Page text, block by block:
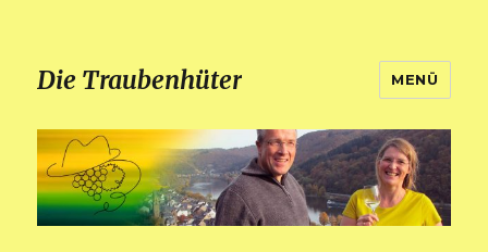
Die Traubenhüter MENÜ